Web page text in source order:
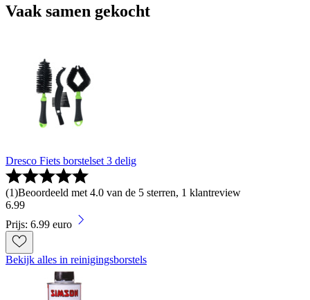
Vaak samen gekocht
Dresco Fiets borstelset 3 delig
(1)Beoordeeld met 4.0 van de 5 sterren, 1 klantreview
6.99
Prijs: 6.99 euro
Bekijk alles in reinigingsborstels